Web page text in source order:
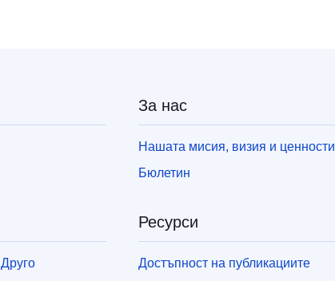
Друго
За нас
Нашата мисия, визия и ценности
Бюлетин
Ресурси
Достъпност на публикациите